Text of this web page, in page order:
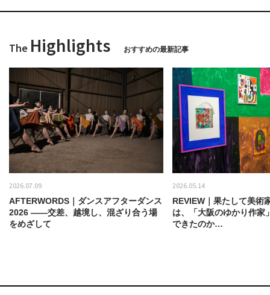
The Highlights おすすめの最新記事
2026.07.09
AFTERWORDS｜ダンスアフターダンス
2026 ——交差、越境し、混ざり合う場
をめざして
2026.05.14
REVIEW｜果たして美術
は、「大阪のゆかり作家
できたのか…